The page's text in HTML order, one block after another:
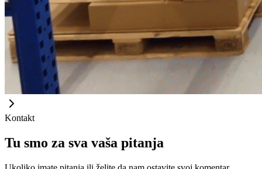
Kontakt
Tu smo za sva vaša pitanja